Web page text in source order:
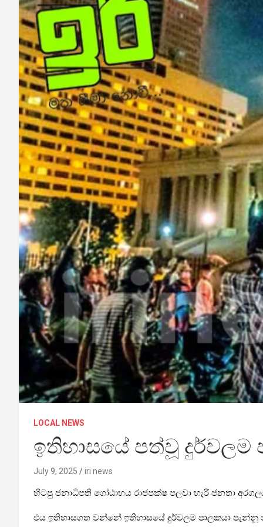
LOCAL NEWS
ඉතිහාසයේ පත්වූ දුර්වලම
July 9, 2025 iri news
හිටපු ජනාධිපති ගෝඨාභය රාජපක්ෂ පලවා හැරි ජනතා
එය ඉතිහාසගත වන්නේ ඉතිහාසයේ දුර්වලම පාලකයා පැන්නූ